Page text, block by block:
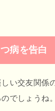
病を告白
い交友関係
でしょうね。